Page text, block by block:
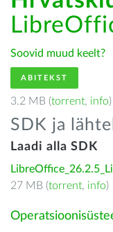
Soovid muud keelt?
ABITEKST
3.2 MB (torrent, info)
SDK ja
Laadi alla SDK
27 MB (torrent, info)